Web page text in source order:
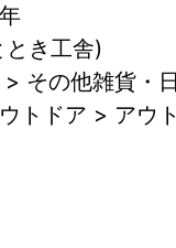
き工舎)
その他雑貨・
トドア > アウ